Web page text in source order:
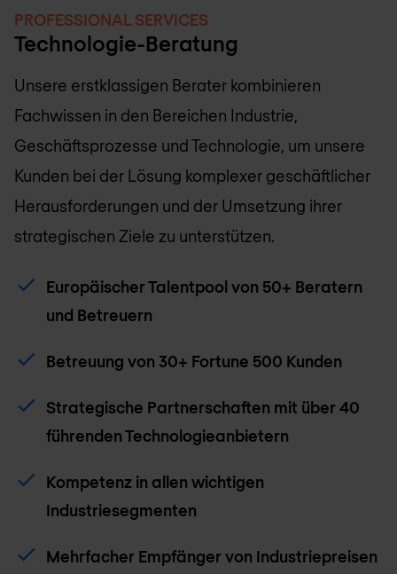
PROFESSIONAL SERVICES
Technologie-Beratung
Unsere erstklassigen Berater kombinieren
Fachwissen in den Bereichen Industrie,
Geschäftsprozesse und Technologie, um unsere
Kunden bei der Lösung komplexer geschäftlicher
Herausforderungen und der Umsetzung ihrer
strategischen Ziele zu unterstützen.
Europäischer Talentpool von 50+ Beratern
und Betreuern
Betreuung von 30+ Fortune 500 Kunden
Strategische Partnerschaften mit über 40
führenden Technologieanbietern
Kompetenz in allen wichtigen
Industriesegmenten
Mehrfacher Empfänger von Industriepreisen